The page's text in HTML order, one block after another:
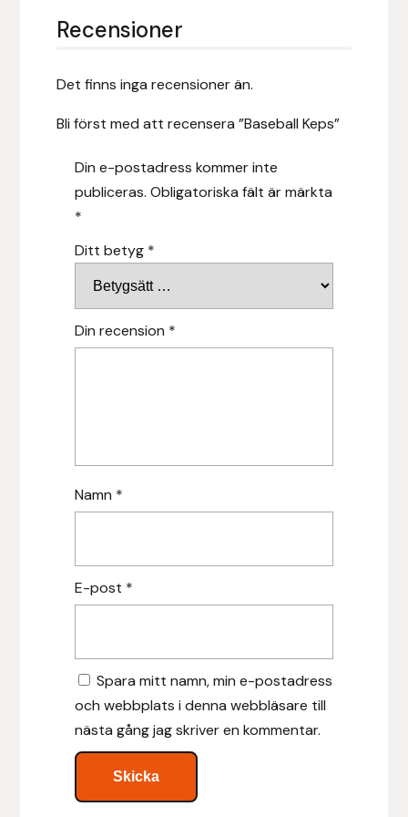
Recensioner
Det finns inga recensioner än.
Bli först med att recensera ”Baseball Keps”
Din e-postadress kommer inte
publiceras. Obligatoriska fält är märkta
*
Ditt betyg *
Din recension *
Namn *
E-post *
Spara mitt namn, min e-postadress
och webbplats i denna webbläsare till
nästa gång jag skriver en kommentar.
Furminator
Globus Sport
Islandshästspecialisten